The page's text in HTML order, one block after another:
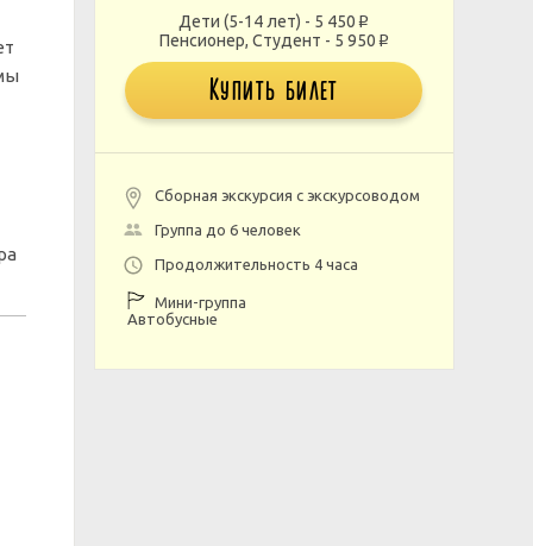
Дети (5-14 лет) - 5 450 p
Пенсионер, Студент - 5 950 p
Купить билет
Сборная экскурсия с экскурсоводом
Группа до 6 человек
Продолжительность 4 часа
Мини-группа
Автобусные